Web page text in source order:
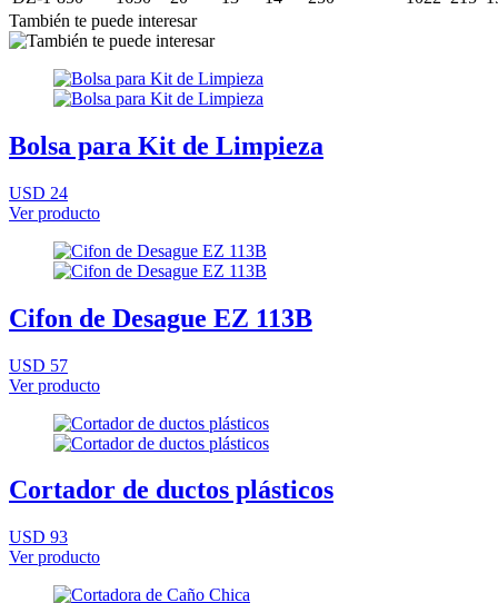
También te puede interesar
Bolsa para Kit de Limpieza
USD 24
Ver producto
Cifon de Desague EZ 113B
USD 57
Ver producto
Cortador de ductos plásticos
USD 93
Ver producto